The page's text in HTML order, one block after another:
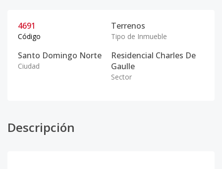
4691
Código
Terrenos
Tipo de Inmueble
Santo Domingo Norte
Ciudad
Residencial Charles De
Gaulle
Sector
Descripción